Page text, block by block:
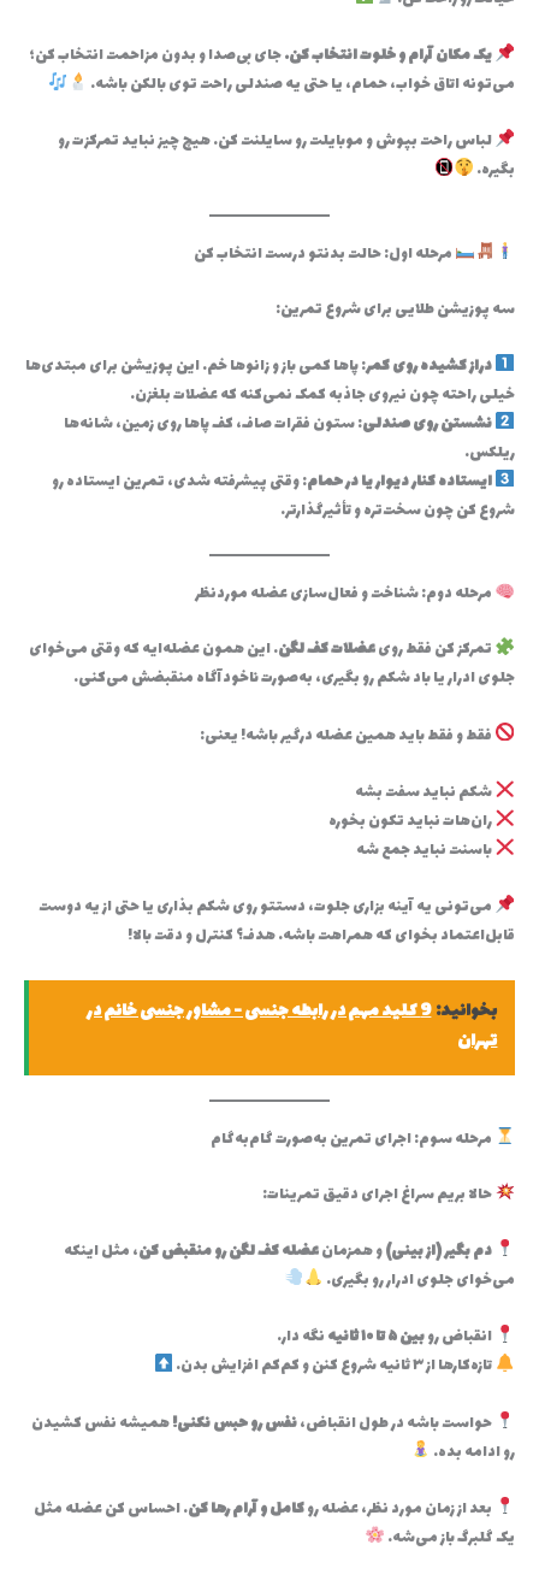
یک مکان آرام و خلوت انتخاب کن.جای بی‌صدا و بدون مزاحمت انتخاب کن؛
می‌تونه اتاق خواب، حمام، یا حتی یه صندلی راحت توی بالکن باشه.
لباس راحت بپوش و موبایلت رو سایلنت کن. هیچ چیز نباید تمرکزت رو
بگیره.
مرحله اول: حالت بدنتو درست انتخاب کن
سه پوزیشن طلایی برای شروع تمرین:
دراز کشیده روی کمر: پاها کمی باز و زانوها خم. این پوزیشن برای مبتدی‌ها
خیلی راحته چون نیروی جاذبه کمک نمی‌کنه که عضلات بلغزن.
نشستن روی صندلی: ستون فقرات صاف، کف پاها روی زمین، شانه‌ها
ریلکس.
ایستاده کنار دیوار یا در حمام: وقتی پیشرفته شدی، تمرین ایستاده رو
شروع کن چون سخت‌تره و تأثیرگذارتر.
مرحله دوم: شناخت و فعال‌سازی عضله موردنظر
تمرکز کن فقط رویعضلات کف لگن. این همون عضله‌ایه که وقتی می‌خوای
جلوی ادرار یا باد شکم رو بگیری، به‌صورت ناخودآگاه منقبضش می‌کنی.
فقط و فقط باید همین عضله درگیر باشه! یعنی:
شکم نباید سفت بشه
ران‌هات نباید تکون بخوره
باسنت نباید جمع شه
می‌تونی یه آینه بزاری جلوت، دستتو روی شکم بذاری یا حتی از یه دوست
قابل‌اعتماد بخوای که همراهت باشه. هدف؟ کنترل و دقت بالا!
بخوانید: 9 کلید مهم در رابطه جنسی - مشاور جنسی خانم در
تهران
مرحله سوم: اجرای تمرین به‌صورت گام‌به‌گام
حالا بریم سراغ اجرای دقیق تمرینات:
دم بگیر (از بینی)و همزمانعضله کف لگن رو منقبض کن، مثل اینکه
می‌خوای جلوی ادرار رو بگیری.
انقباض روبین ۵ تا ۱۰ ثانیه
نگه دار.
تازه‌کارها از ۳ ثانیه شروع کنن و کم‌کم افزایش بدن.
حواست باشه در طول انقباض،نفس رو حبس نکنی!همیشه نفس کشیدن
رو ادامه بده.
بعد از زمان مورد نظر، عضله روکامل و آرام رها کن. احساس کن عضله مثل
یک گلبرگ باز می‌شه.